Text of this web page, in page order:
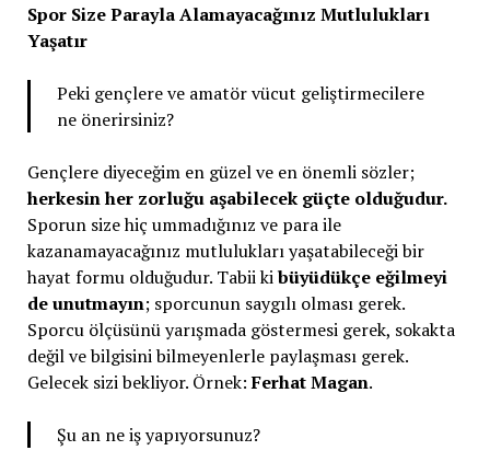
Spor Size Parayla Alamayacağınız Mutlulukları
Yaşatır
Peki gençlere ve amatör vücut geliştirmecilere
ne önerirsiniz?
Gençlere diyeceğim en güzel ve en önemli sözler;
herkesin her zorluğu aşabilecek güçte olduğudur.
Sporun size hiç ummadığınız ve para ile
kazanamayacağınız mutlulukları yaşatabileceği bir
hayat formu olduğudur. Tabii kibüyüdükçe eğilmeyi
de unutmayın; sporcunun saygılı olması gerek.
Sporcu ölçüsünü yarışmada göstermesi gerek, sokakta
değil ve bilgisini bilmeyenlerle paylaşması gerek.
Gelecek sizi bekliyor. Örnek:Ferhat Magan.
Şu an ne iş yapıyorsunuz?